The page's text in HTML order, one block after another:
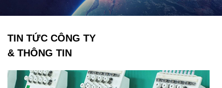
TIN TỨC CÔNG TY
& THÔNG TIN